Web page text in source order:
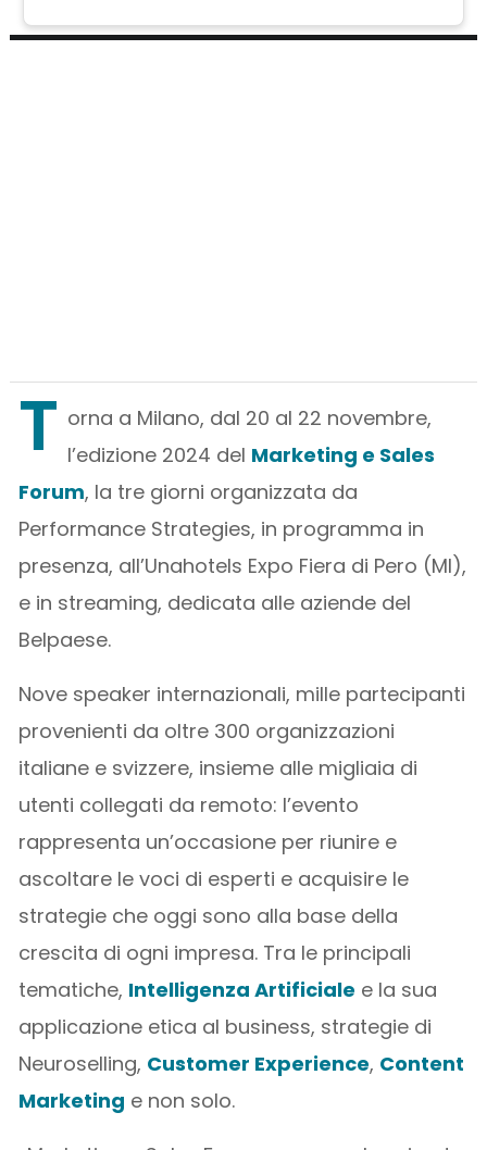
T orna a Milano, dal 20 al 22 novembre,
l’edizione 2024 del Marketing e Sales
Forum, la tre giorni organizzata da
Performance Strategies, in programma in
presenza, all’Unahotels Expo Fiera di Pero (MI),
e in streaming, dedicata alle aziende del
Belpaese.
Nove speaker internazionali, mille partecipanti
provenienti da oltre 300 organizzazioni
italiane e svizzere, insieme alle migliaia di
utenti collegati da remoto: l’evento
rappresenta un’occasione per riunire e
ascoltare le voci di esperti e acquisire le
strategie che oggi sono alla base della
crescita di ogni impresa. Tra le principali
tematiche, Intelligenza Artificiale e la sua
applicazione etica al business, strategie di
Neuroselling, Customer Experience, Content
Marketing e non solo.